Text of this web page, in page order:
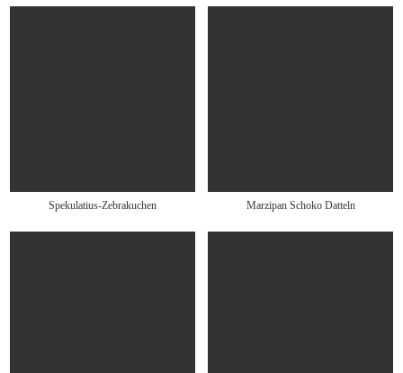
Spekulatius-Zebrakuchen Marzipan Schoko Datteln